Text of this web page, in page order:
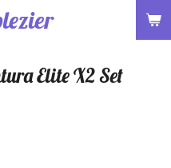
Elite X2 Set